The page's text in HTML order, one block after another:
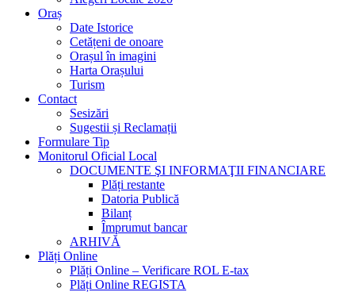
Oraș
Date Istorice
Cetățeni de onoare
Orașul în imagini
Harta Orașului
Turism
Contact
Sesizări
Sugestii și Reclamații
Formulare Tip
Monitorul Oficial Local
DOCUMENTE ŞI INFORMAŢII FINANCIARE
Plăți restante
Datoria Publică
Bilanț
Împrumut bancar
ARHIVĂ
Plăți Online
Plăți Online – Verificare ROL E-tax
Plăți Online REGISTA